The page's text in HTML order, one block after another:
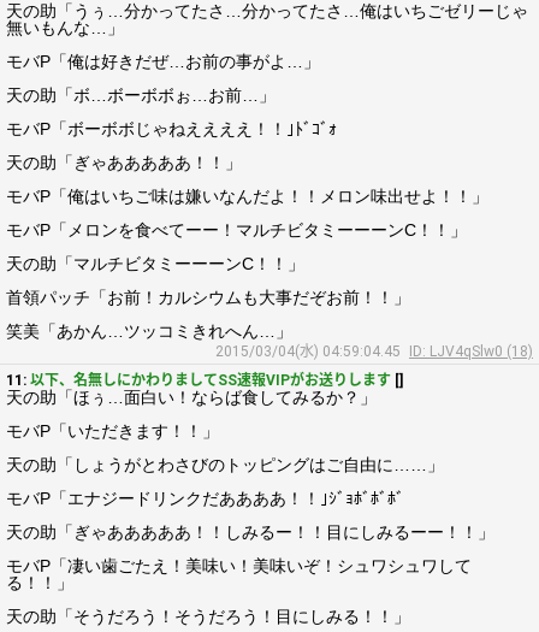
天の助「うぅ…分かってたさ…分かってたさ…俺はいちごゼリーじゃ
無いもんな…」
モバP「俺は好きだぜ…お前の事がよ…」
天の助「ボ…ボーボボぉ…お前…」
モバP「ボーボボじゃねええええ！！｣ﾄﾞｺﾞｫ
天の助「ぎゃあああああ！！」
モバP「俺はいちご味は嫌いなんだよ！！メロン味出せよ！！」
モバP「メロンを食べてーー！マルチビタミーーーンC！！」
天の助「マルチビタミーーーンC！！」
首領パッチ「お前！カルシウムも大事だぞお前！！」
笑美「あかん…ツッコミきれへん…」
2015/03/04(水) 04:59:04.45
ID: LJV4qSlw0 (18)
11: 以下、名無しにかわりましてSS速報VIPがお送りします []
天の助「ほぅ…面白い！ならば食してみるか？」
モバP「いただきます！！」
天の助「しょうがとわさびのトッピングはご自由に……」
モバP「エナジードリンクだああああ！！｣ｼﾞｮﾎﾞﾎﾞﾎﾞ
天の助「ぎゃあああああ！！しみるー！！目にしみるーー！！」
モバP「凄い歯ごたえ！美味い！美味いぞ！シュワシュワして
る！！」
天の助「そうだろう！そうだろう！目にしみる！！」